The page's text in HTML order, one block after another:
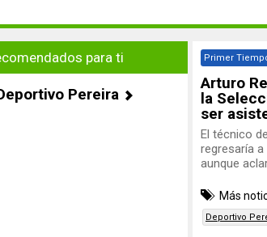
para ti
Pereira
Primer
Arturo
la
ser
El técnico
regresaría
aunque
Más
Deportivo